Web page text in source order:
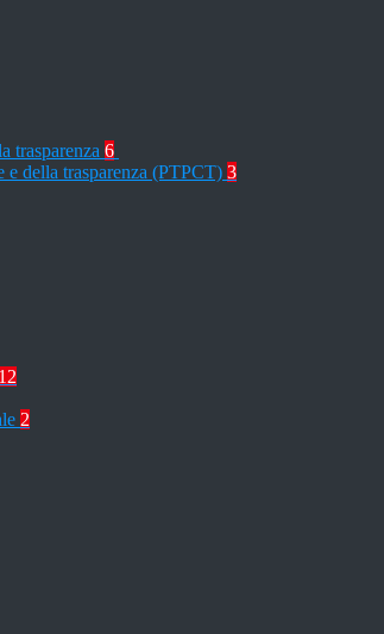
trasparenza 6
e della trasparenza (PTPCT) 3
12
2